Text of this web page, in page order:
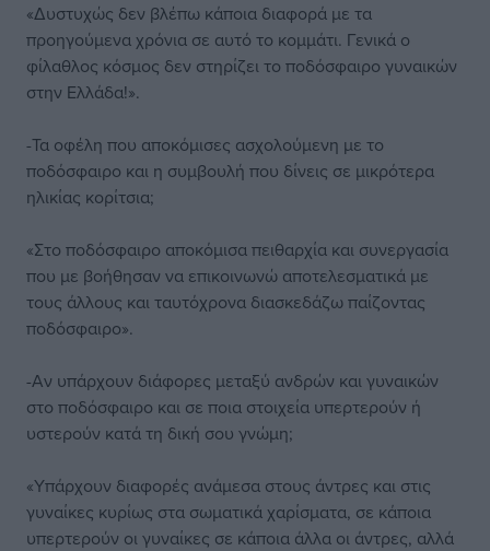
«Δυστυχώς δεν βλέπω κάποια διαφορά με τα
προηγούμενα χρόνια σε αυτό το κομμάτι. Γενικά ο
φίλαθλος κόσμος δεν στηρίζει το ποδόσφαιρο γυναικών
στην Ελλάδα!».
-Τα οφέλη που αποκόμισες ασχολούμενη με το
ποδόσφαιρο και η συμβουλή που δίνεις σε μικρότερα
ηλικίας κορίτσια;
«Στο ποδόσφαιρο αποκόμισα πειθαρχία και συνεργασία
που με βοήθησαν να επικοινωνώ αποτελεσματικά με
τους άλλους και ταυτόχρονα διασκεδάζω παίζοντας
ποδόσφαιρο».
-Αν υπάρχουν διάφορες μεταξύ ανδρών και γυναικών
στο ποδόσφαιρο και σε ποια στοιχεία υπερτερούν ή
υστερούν κατά τη δική σου γνώμη;
«Υπάρχουν διαφορές ανάμεσα στους άντρες και στις
γυναίκες κυρίως στα σωματικά χαρίσματα, σε κάποια
υπερτερούν οι γυναίκες σε κάποια άλλα οι άντρες, αλλά